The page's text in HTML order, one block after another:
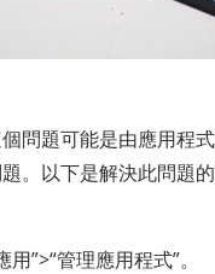
問題可能是由應用程
。以下是解決此問題
”>“管理應用程式”。